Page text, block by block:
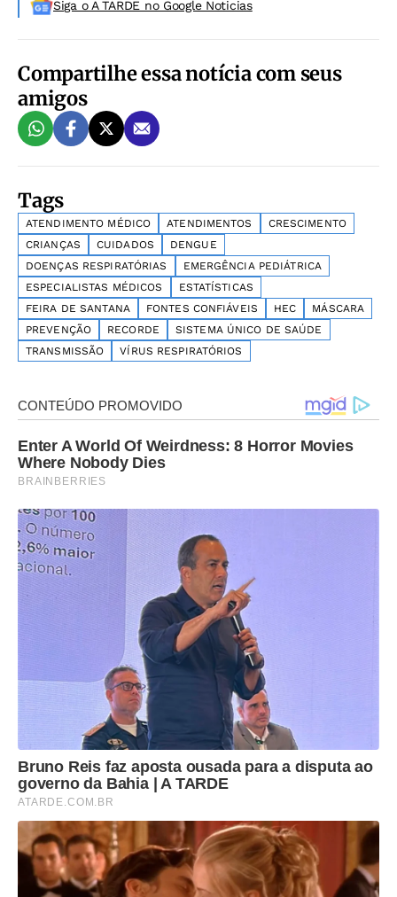
Siga o A TARDE no Google Noticias
Compartilhe essa notícia com seus
amigos
Tags
ATENDIMENTO MÉDICO ATENDIMENTOS
CRESCIMENTO
CRIANÇAS
CUIDADOS
DENGUE
DOENÇAS RESPIRATÓRIAS
EMERGÊNCIA PEDIÁTRICA
ESPECIALISTAS MÉDICOS
ESTATÍSTICAS
FEIRA DE SANTANA
FONTES CONFIÁVEIS HEC
MÁSCARA
PREVENÇÃO
RECORDE
SISTEMA ÚNICO DE SAÚDE
TRANSMISSÃO
VÍRUS RESPIRATÓRIOS